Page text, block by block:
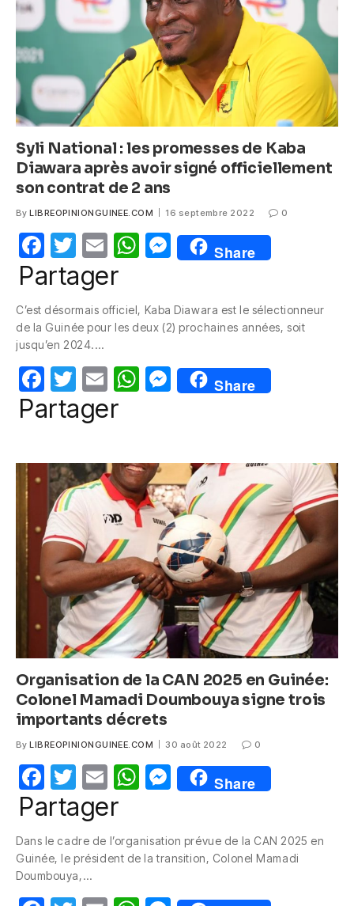
k
Syli National : les promesses de Kaba
Diawara après avoir signé officiellement
son contrat de 2 ans
By LIBREOPINIONGUINEE.COM 16 septembre 2022 0
F
a
e
b
o
o
k
T
w
itt
er
E
m
W
s
p
p
M
e
e
g
er
Share
Partager
C’est désormais officiel, Kaba Diawara est le sélectionneur
de la Guinée pour les deux (2) prochaines années, soit
jusqu’en 2024.…
F
a
b
o
o
k
T
w
itt
E
m
W
A
p
p
M
e
n
g
er
Share
Partager
Organisation de la CAN 2025 en Guinée:
Colonel Mamadi Doumbouya signe trois
importants décrets
By LIBREOPINIONGUINEE.COM 30 août 2022 0
F
a
e
b
T
w
itt
er
E
m
W
s
M
e
e
Share
Partager
Dans le cadre de l’organisation prévue de la CAN 2025 en
Guinée, le président de la transition, Colonel Mamadi
Doumbouya,…